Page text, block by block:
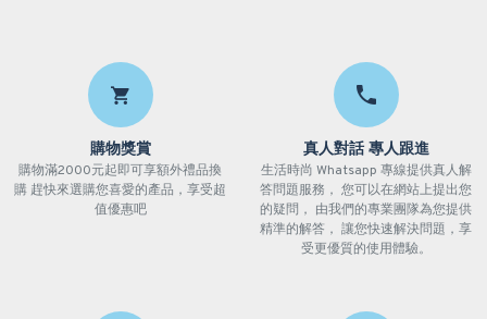
購物獎賞
購物滿2000元起即可享額外禮品換
購 趕快來選購您喜愛的產品，享受超
值優惠吧
真人對話 專人跟進
生活時尚 Whatsapp 專線提供真人解
答問題服務， 您可以在網站上提出您
的疑問， 由我們的專業團隊為您提供
精準的解答， 讓您快速解決問題，享
受更優質的使用體驗。